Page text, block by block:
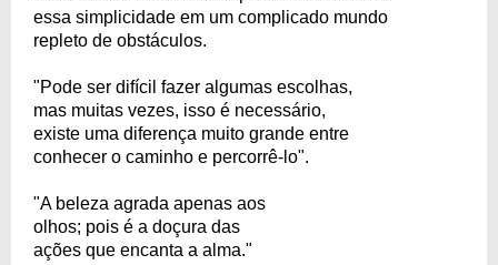
essa simplicidade em um complicado mundo
repleto de obstáculos.
"Pode ser difícil fazer algumas escolhas,
mas muitas vezes, isso é necessário,
existe uma diferença muito grande entre
conhecer o caminho e percorrê-lo".
"A beleza agrada apenas aos
olhos; pois é a doçura das
ações que encanta a alma."